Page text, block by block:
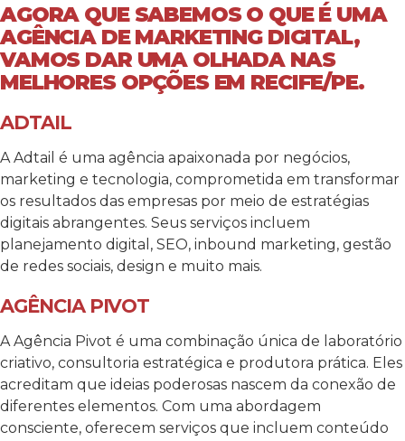
AGORA QUE SABEMOS O QUE É UMA
AGÊNCIA DE MARKETING DIGITAL,
VAMOS DAR UMA OLHADA NAS
MELHORES OPÇÕES EM RECIFE/PE.
ADTAIL
A Adtail é uma agência apaixonada por negócios,
marketing e tecnologia, comprometida em transformar
os resultados das empresas por meio de estratégias
digitais abrangentes. Seus serviços incluem
planejamento digital, SEO, inbound marketing, gestão
de redes sociais, design e muito mais.
AGÊNCIA PIVOT
A Agência Pivot é uma combinação única de laboratório
criativo, consultoria estratégica e produtora prática. Eles
acreditam que ideias poderosas nascem da conexão de
diferentes elementos. Com uma abordagem
consciente, oferecem serviços que incluem conteúdo